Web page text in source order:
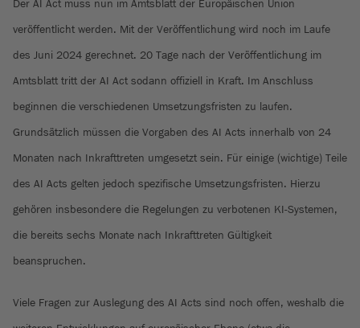
Der AI Act muss nun im Amtsblatt der Europäischen Union
veröffentlicht werden. Mit der Veröffentlichung wird noch im Laufe
des Juni 2024 gerechnet. 20 Tage nach der Veröffentlichung im
Amtsblatt tritt der AI Act sodann offiziell in Kraft. Im Anschluss
beginnen die verschiedenen Umsetzungsfristen zu laufen.
Grundsätzlich müssen die Vorgaben des AI Acts innerhalb von 24
Monaten nach Inkrafttreten umgesetzt sein. Für einige (wichtige) Teile
des AI Acts gelten jedoch spezifische Umsetzungsfristen. Hierzu
gehören insbesondere die Regelungen zu verbotenen KI-Systemen,
die bereits sechs Monate nach Inkrafttreten Gültigkeit
beanspruchen.
Viele Fragen zur Auslegung des AI Acts sind noch offen, weshalb die